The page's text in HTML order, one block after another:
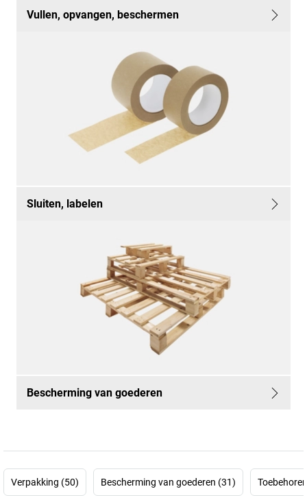
Vullen, opvangen, beschermen
Sluiten, labelen
Bescherming van goederen
Verpakking (50) Bescherming van goederen (31)